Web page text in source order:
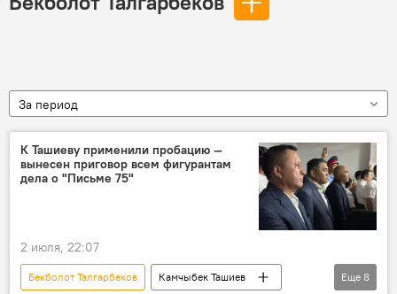
За период
К Ташиеву применили пробацию —
вынесен приговор всем фигурантам
дела о "Письме 75"
2 июля, 22:07
Бекболот Талгарбеков
Камчыбек Ташиев
Еще 8